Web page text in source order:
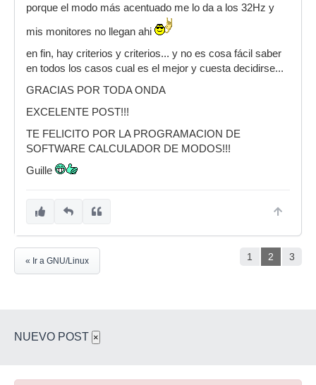
porque el modo más acentuado me lo da a los 32Hz y
mis monitores no llegan ahi
en fin, hay criterios y criterios... y no es cosa fácil saber
en todos los casos cual es el mejor y cuesta decidirse...
GRACIAS POR TODA ONDA
EXCELENTE POST!!!
TE FELICITO POR LA PROGRAMACION DE
SOFTWARE CALCULADOR DE MODOS!!!
Guille
1 2 3
« Ir a GNU/Linux
NUEVO POST ×